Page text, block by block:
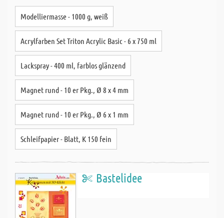
Modelliermasse - 1000 g, weiß
Acrylfarben Set Triton Acrylic Basic - 6 x 750 ml
Lackspray - 400 ml, farblos glänzend
Magnet rund - 10 er Pkg., Ø 8 x 4 mm
Magnet rund - 10 er Pkg., Ø 6 x 1 mm
Schleifpapier - Blatt, K 150 fein
Bastelidee